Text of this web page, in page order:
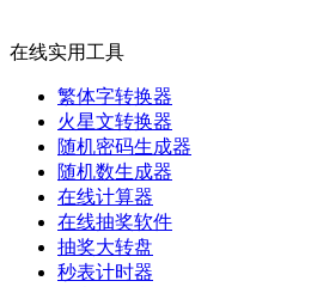
在线实用工具
繁体字转换器
火星文转换器
随机密码生成器
随机数生成器
在线计算器
在线抽奖软件
抽奖大转盘
秒表计时器